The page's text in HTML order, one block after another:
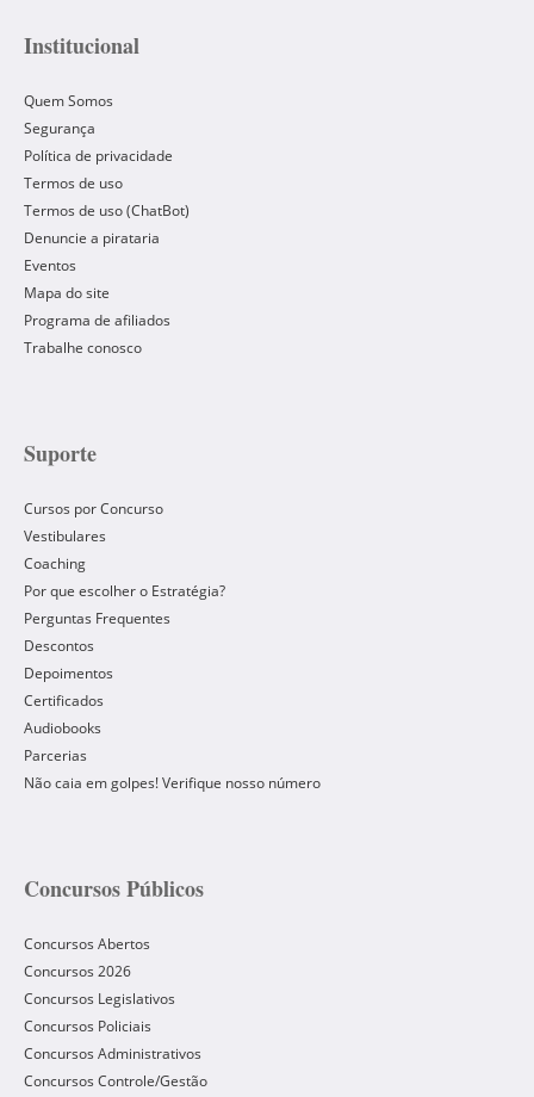
Institucional
Quem Somos
Segurança
Política de privacidade
Termos de uso
Termos de uso (ChatBot)
Denuncie a pirataria
Eventos
Mapa do site
Programa de afiliados
Trabalhe conosco
Suporte
Cursos por Concurso
Vestibulares
Coaching
Por que escolher o Estratégia?
Perguntas Frequentes
Descontos
Depoimentos
Certificados
Audiobooks
Parcerias
Não caia em golpes! Verifique nosso número
Concursos Públicos
Concursos Abertos
Concursos 2026
Concursos Legislativos
Concursos Policiais
Concursos Administrativos
Concursos Controle/Gestão